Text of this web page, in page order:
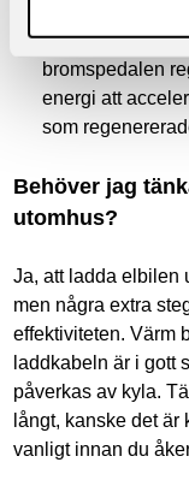
istället mer
onödiga
bromspedalen
energi att
som
Behöver jag
utomhus?
Ja, att ladda elbilen
men några extra
effektiviteten. Värm
laddkabeln är i gott
påverkas av kyla.
långt, kanske det är
vanligt innan du